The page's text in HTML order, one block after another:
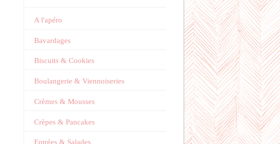
A l'apéro
Bavardages
Biscuits & Cookies
Boulangerie & Viennoiseries
Crèmes & Mousses
Crèpes & Pancakes
Entrées & Salades